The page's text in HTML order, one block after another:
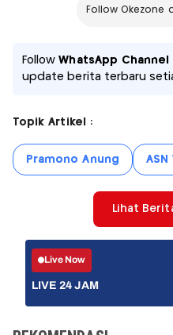
Follow Okezone
FollowWhatsApp Channel
update berita terbaru
Topik Artikel :
Pramono Anung ASN
Lihat
Live Now
LIVE 24 JAM